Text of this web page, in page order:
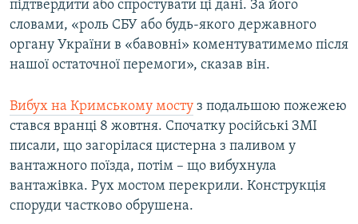
підтвердити або спростувати ці дані. За його
словами, «роль СБУ або будь-якого державного
органу України в «бавовні» коментуватимемо після
нашої остаточної перемоги», сказав він.
Вибух на Кримському мосту з подальшою пожежею
стався вранці 8 жовтня. Спочатку російські ЗМІ
писали, що загорілася цистерна з паливом у
вантажного поїзда, потім – що вибухнула
вантажівка. Рух мостом перекрили. Конструкція
споруди частково обрушена.